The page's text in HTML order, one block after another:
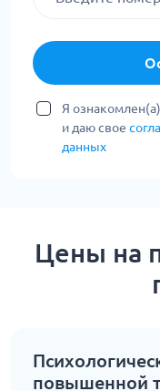
Я
и даю свое
данных
Цены на
повышенной